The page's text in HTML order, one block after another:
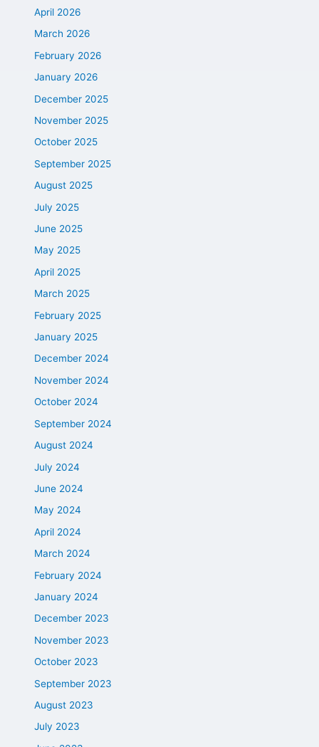
April 2026
March 2026
February 2026
January 2026
December 2025
November 2025
October 2025
September 2025
August 2025
July 2025
June 2025
May 2025
April 2025
March 2025
February 2025
January 2025
December 2024
November 2024
October 2024
September 2024
August 2024
July 2024
June 2024
May 2024
April 2024
March 2024
February 2024
January 2024
December 2023
November 2023
October 2023
September 2023
August 2023
July 2023